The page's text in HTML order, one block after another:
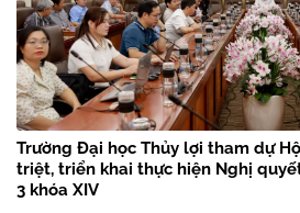
Trường Đại học Thủy lợi tham dự
triệt, triển khai thực hiện Nghị
3 khóa XIV